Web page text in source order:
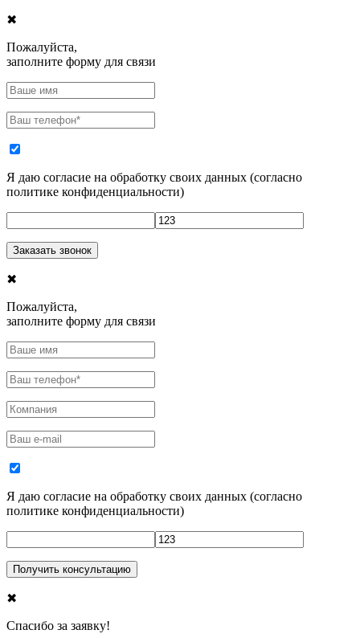
✖
Пожалуйста,
заполните форму для связи
Я даю согласие на обработку своих данных (согласно
политике конфиденциальности)
✖
Пожалуйста,
заполните форму для связи
Я даю согласие на обработку своих данных (согласно
политике конфиденциальности)
✖
Спасибо за заявку!